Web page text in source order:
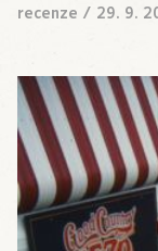
recenze / 29. 9.